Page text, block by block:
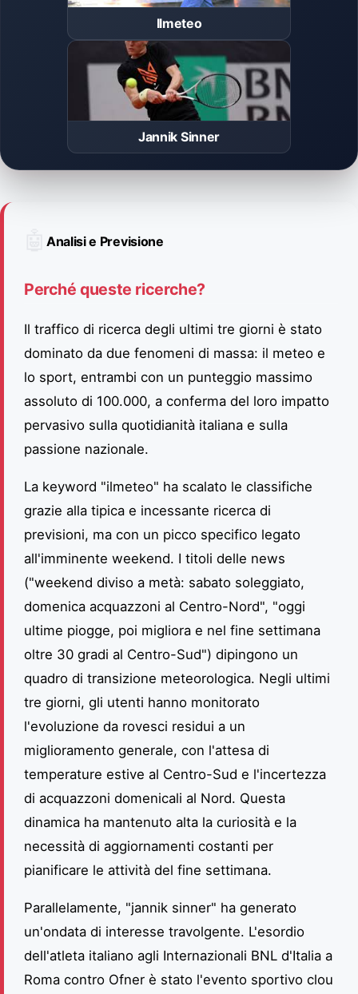
Ilmeteo
Jannik Sinner
Analisi e Previsione
Perché queste ricerche?
Il traffico di ricerca degli ultimi tre giorni è stato
dominato da due fenomeni di massa: il meteo e
lo sport, entrambi con un punteggio massimo
assoluto di 100.000, a conferma del loro impatto
pervasivo sulla quotidianità italiana e sulla
passione nazionale.
La keyword "ilmeteo" ha scalato le classifiche
grazie alla tipica e incessante ricerca di
previsioni, ma con un picco specifico legato
all'imminente weekend. I titoli delle news
("weekend diviso a metà: sabato soleggiato,
domenica acquazzoni al Centro-Nord", "oggi
ultime piogge, poi migliora e nel fine settimana
oltre 30 gradi al Centro-Sud") dipingono un
quadro di transizione meteorologica. Negli ultimi
tre giorni, gli utenti hanno monitorato
l'evoluzione da rovesci residui a un
miglioramento generale, con l'attesa di
temperature estive al Centro-Sud e l'incertezza
di acquazzoni domenicali al Nord. Questa
dinamica ha mantenuto alta la curiosità e la
necessità di aggiornamenti costanti per
pianificare le attività del fine settimana.
Parallelamente, "jannik sinner" ha generato
un'ondata di interesse travolgente. L'esordio
dell'atleta italiano agli Internazionali BNL d'Italia a
Roma contro Ofner è stato l'evento sportivo clou